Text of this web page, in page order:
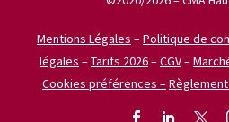
Mentions Légales –Politique de
légales –Tarifs 2026–CGV–
Cookies préférences –